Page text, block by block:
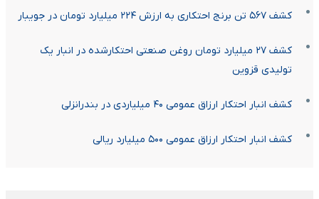
کشف ۵۶۷ تن برنج احتکاری به ارزش ۲۲۴ میلیارد تومان در جویبار
کشف ۲۷ میلیارد تومان روغن صنعتی احتکارشده در انبار یک
تولیدی قزوین
کشف انبار احتکار ارزاق عمومی ۴۰ میلیاردی در بندرانزلی
کشف انبار احتکار ارزاق عمومی ۵۰۰ میلیارد ریالی